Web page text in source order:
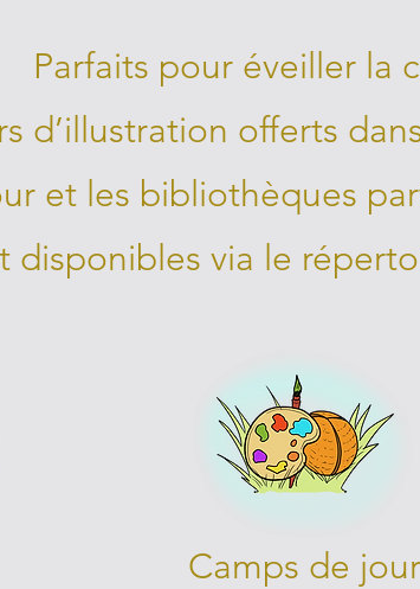
Parfaits pour éveiller la
d’illustration offerts
et les bibliothèques
disponibles via le
Camps de jour